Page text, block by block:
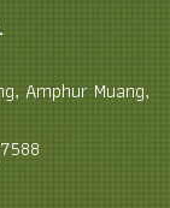
Amphur Muang,